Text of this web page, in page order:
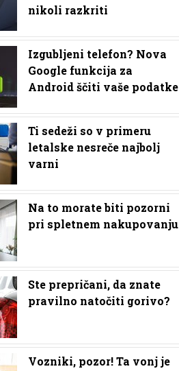
nikoli razkriti
Izgubljeni telefon? Nova
Google funkcija za
Android ščiti vaše podatke
Ti sedeži so v primeru
letalske nesreče najbolj
varni
Na to morate biti pozorni
pri spletnem nakupovanju
Ste prepričani, da znate
pravilno natočiti gorivo?
Vozniki, pozor! Ta vonj je